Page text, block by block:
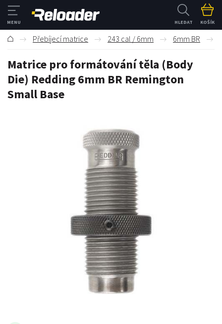
HLEDAT KOŠÍK
Přebíjecí matrice 243 cal / 6mm 6mm BR
Matrice pro formátování těla (Body
Die) Redding 6mm BR Remington
Small Base